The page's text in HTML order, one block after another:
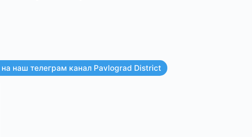
на наш телеграм канал Pavlograd District